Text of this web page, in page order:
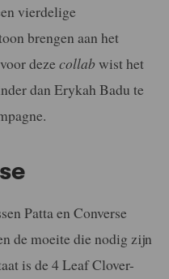
vierdelige
brengen aan het
deze collab wist het
dan Erykah Badu te
Patta en Converse
de moeite die nodig zijn
is de 4 Leaf Clover-